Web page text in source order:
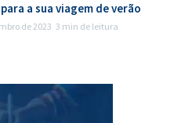
a sua viagem de verão
de 2023 3 min de leitura